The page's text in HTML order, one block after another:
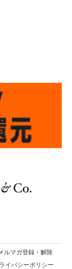
ルマガ登録・解除
イバシーポリシー